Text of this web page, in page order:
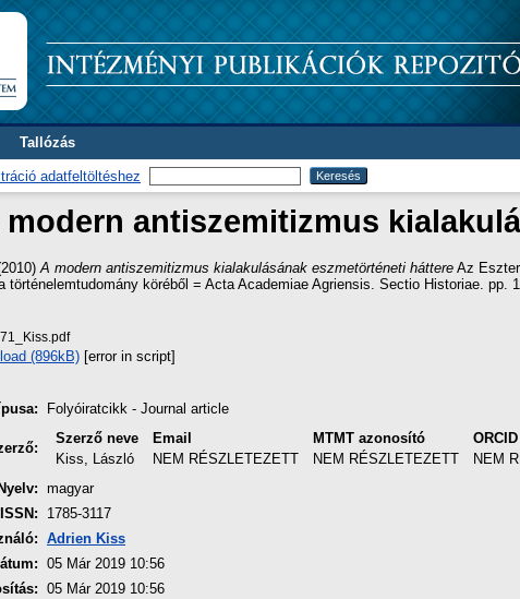
Tallózás
adatfeltöltéshez
modern antiszemitizmus
A modern antiszemitizmus kialakulásának eszmetörténeti háttere Az
történelemtudomány köréből = Acta Academiae Agriensis. Sectio Historiae. pp.
(896kB) [error in script]
Folyóiratcikk - Journal article
Szerző neve Email MTMT azonosító
Kiss, László
NEM RÉSZLETEZETT NEM RÉSZLETEZETT NEM
Nyelv: magyar
ISSN:
1785-3117
Adrien Kiss
05 Már 2019 10:56
05 Már 2019 10:56